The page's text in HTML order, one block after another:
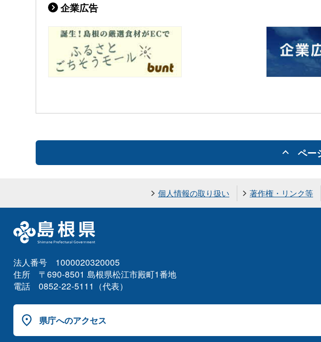
企業広告
ペー
個人情報の取り扱い 著作権・リンク等
法人番号 1000020320005
住所 〒690-8501 島根県松江市殿町1番地
電話 0852-22-5111（代表）
県庁へのアクセス